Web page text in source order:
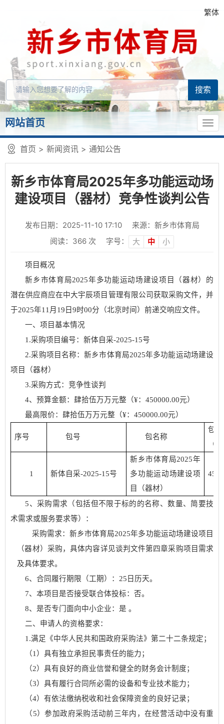
繁体
网站首页
首页 > 新闻资讯 > 通知公告
新乡市体育局2025年多功能运动场
建设项目（器材）竞争性谈判公告
发布日期：2025-11-10 17:10
来源：新乡市体育局
阅读： 366 次 字号： 大 中 小
项目概况
新 乡市体育局2025年多功能运动场建设项目（器材） 的
潜在供应商应在中大宇辰项目管理有限公司 获取采购文件，并
于2025年11 月 19 日 9时00分（北京时间）前递交响应文件。
一、项目基本情况
1.采购项目编号：新体自采-2025-15号
2.采购项目名称：新乡市体育局2025年多功能运动场建设
项目（器材）
3.采购方式：竞争性谈判
4、预算金额：肆拾伍万万元整（¥：450000.00元）
最高限价：肆拾伍万万元整（¥：450000.00元）
序号 包号 包名称
包
（
1 新体自采-2025-15号
新乡市体育局2025年
多功能运动场建设项
目（器材）
5、采购需求（包括但不限于标的的名称、数量、简要技
术需求或服务要求等）：
采购需求： 新乡市体育局2025年多功能运动场建设项目
（器材） 采购，具体内容详见谈判文件第四章采购项目需求
及具体要求。
6、合同履行期限（工期）： 25日历天。
7、本项目是否接受联合体投标：否。
8、是否专门面向中小企业：是 。
二、申请人的资格要求：
1.满足《中华人民共和国政府采购法》第二十二条规定；
（1）具有独立承担民事责任的能力；
（2）具有良好的商业信誉和健全的财务会计制度；
（3）具有履行合同所必需的设备和专业技术能力；
（4）有依法缴纳税收和社会保障资金的良好记录；
（ 5）参加政府采购活动前三年内，在经营活动中没有重